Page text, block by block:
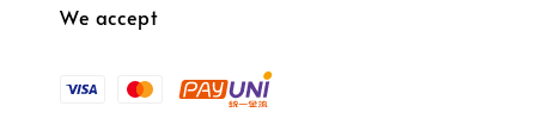
We accept